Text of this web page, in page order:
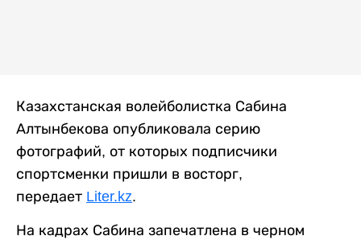
Казахстанская волейболистка Сабина
Алтынбекова опубликовала серию
фотографий, от которых подписчики
спортсменки пришли в восторг,
передает Liter.kz.
На кадрах Сабина запечатлена в черном